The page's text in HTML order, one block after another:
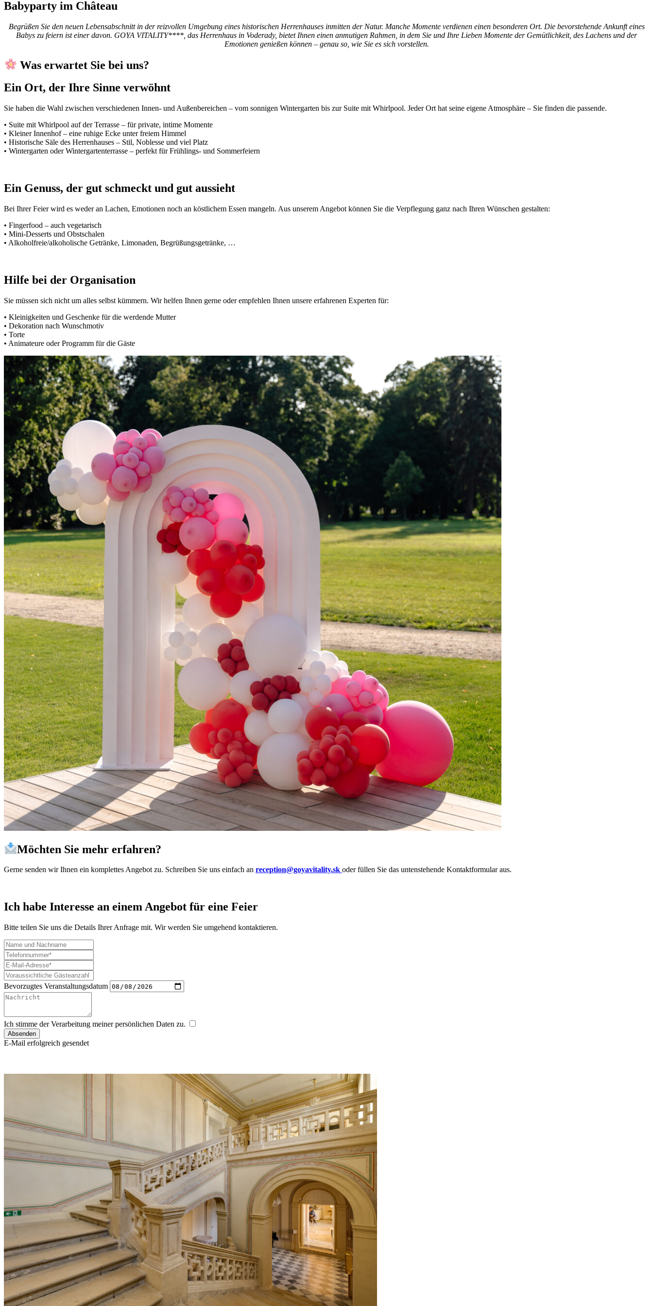
Babyparty im Château
Begrüßen Sie den neuen Lebensabschnitt in der reizvollen Umgebung eines historischen Herrenhauses inmitten der Natur. Manche Momente verdienen einen besonderen Ort. Die bevorstehende Ankunft eines
Babys zu feiern ist einer davon. GOYA VITALITY****, das Herrenhaus in Voderady, bietet Ihnen einen anmutigen Rahmen, in dem Sie und Ihre Lieben Momente der Gemütlichkeit, des Lachens und der
Emotionen genießen können – genau so, wie Sie es sich vorstellen.
Was erwartet Sie bei uns?
Ein Ort, der Ihre Sinne verwöhnt
Sie haben die Wahl zwischen verschiedenen Innen- und Außenbereichen – vom sonnigen Wintergarten bis zur Suite mit Whirlpool. Jeder Ort hat seine eigene Atmosphäre – Sie finden die passende.
• Suite mit Whirlpool auf der Terrasse – für private, intime Momente
• Kleiner Innenhof – eine ruhige Ecke unter freiem Himmel
• Historische Säle des Herrenhauses – Stil, Noblesse und viel Platz
• Wintergarten oder Wintergartenterrasse – perfekt für Frühlings- und Sommerfeiern
Ein Genuss, der gut schmeckt und gut aussieht
Bei Ihrer Feier wird es weder an Lachen, Emotionen noch an köstlichem Essen mangeln. Aus unserem Angebot können Sie die Verpflegung ganz nach Ihren Wünschen gestalten:
• Fingerfood – auch vegetarisch
• Mini-Desserts und Obstschalen
• Alkoholfreie/alkoholische Getränke, Limonaden, Begrüßungsgetränke, …
Hilfe bei der Organisation
Sie müssen sich nicht um alles selbst kümmern. Wir helfen Ihnen gerne oder empfehlen Ihnen unsere erfahrenen Experten für:
• Kleinigkeiten und Geschenke für die werdende Mutter
• Dekoration nach Wunschmotiv
• Torte
• Animateure oder Programm für die Gäste
Möchten Sie mehr erfahren?
Gerne senden wir Ihnen ein komplettes Angebot zu. Schreiben Sie uns einfach an reception@goyavitality.sk oder füllen Sie das untenstehende Kontaktformular aus.
Ich habe Interesse an einem Angebot für eine Feier
Bitte teilen Sie uns die Details Ihrer Anfrage mit. Wir werden Sie umgehend kontaktieren.
Bevorzugtes Veranstaltungsdatum
Ich stimme der Verarbeitung meiner persönlichen Daten zu.
Absenden
E-Mail erfolgreich gesendet